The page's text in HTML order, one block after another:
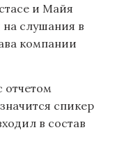
и Майя
на слушания в
компании
отчетом
спикер
в состав